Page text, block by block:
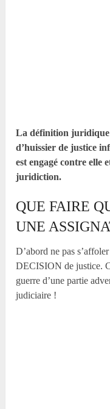
La définition juridique
d’huissier de justice
est engagé contre elle
juridiction.
QUE FAIRE
UNE
D’abord ne pas
DECISION de justice.
guerre d’une partie
judiciaire !